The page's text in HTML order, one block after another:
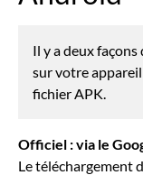
Il y a deux
sur votre
fichier APK.
Officiel : via le
Le téléchargement